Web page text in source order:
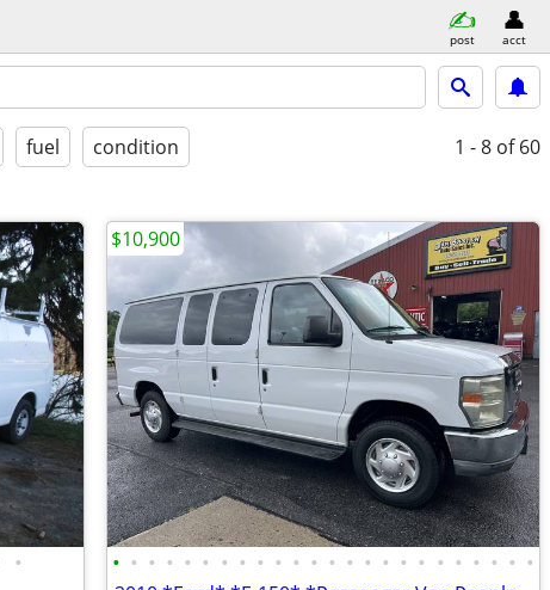
post acct
fuel condition 1 - 8 of 60
• • • • • • • • • • • • • • • • • • • • • • • • •
$10,900